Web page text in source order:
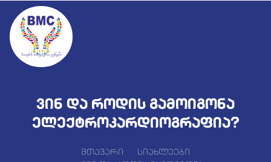
ვინ და როდის გამოიგონა
ელექტროკარდიოგრაფია?
მთავარი
სიახლეები